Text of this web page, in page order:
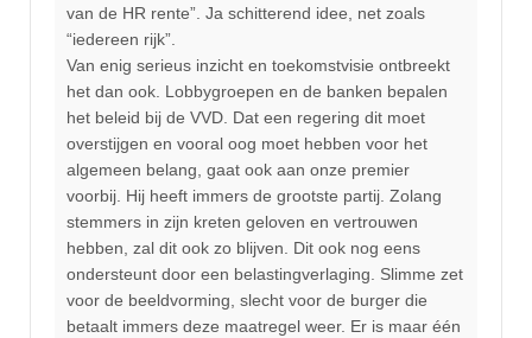
van de HR rente”. Ja schitterend idee, net zoals
“iedereen rijk”.
Van enig serieus inzicht en toekomstvisie ontbreekt
het dan ook. Lobbygroepen en de banken bepalen
het beleid bij de VVD. Dat een regering dit moet
overstijgen en vooral oog moet hebben voor het
algemeen belang, gaat ook aan onze premier
voorbij. Hij heeft immers de grootste partij. Zolang
stemmers in zijn kreten geloven en vertrouwen
hebben, zal dit ook zo blijven. Dit ook nog eens
ondersteunt door een belastingverlaging. Slimme zet
voor de beeldvorming, slecht voor de burger die
betaalt immers deze maatregel weer. Er is maar één